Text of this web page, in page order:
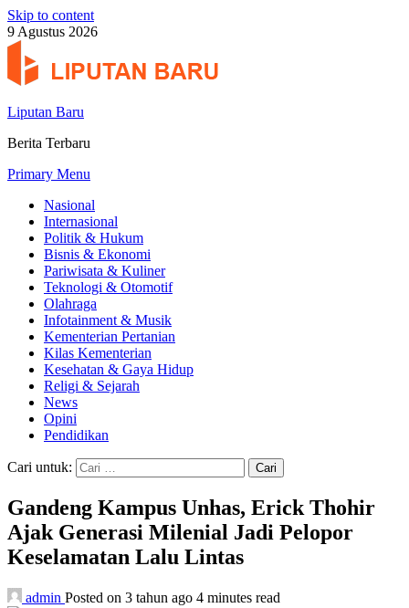
Skip to content
9 Agustus 2026
Liputan Baru
Berita Terbaru
Primary Menu
Nasional
Internasional
Politik & Hukum
Bisnis & Ekonomi
Pariwisata & Kuliner
Teknologi & Otomotif
Olahraga
Infotainment & Musik
Kementerian Pertanian
Kilas Kementerian
Kesehatan & Gaya Hidup
Religi & Sejarah
News
Opini
Pendidikan
Cari untuk:
Gandeng Kampus Unhas, Erick Thohir
Ajak Generasi Milenial Jadi Pelopor
Keselamatan Lalu Lintas
admin Posted on 3 tahun ago 4 minutes read